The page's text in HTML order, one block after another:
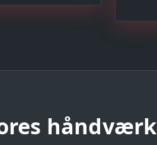
håndværk